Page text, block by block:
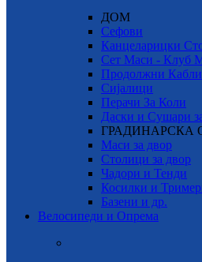
ДОМ
Сефови
Канцеларицки
Сет Маси - Клуб
Продолжни Кабли
Сијалици
Перачи За Коли
Даски и Сушари
ГРАДИНАРСКА
Маси за двор
Столици за двор
Чадори и Тенди
Косилки и
Базени и др.
Велосипеди и Опрема